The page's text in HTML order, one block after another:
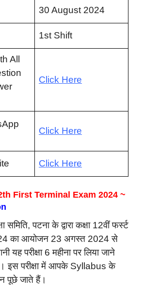
30 August 2024
1st Shift
All
Click Here
Click Here
Click Here
First Terminal Exam 2024 ~
समिति, पटना के द्वारा कक्षा 12वीं फर्स्ट
का आयोजन 23 अगस्त 2024 से
यह परीक्षा 6 महीना पर लिया जाने
हैं। इस परीक्षा में आपके Syllabus के
पूछे जाते हैं।